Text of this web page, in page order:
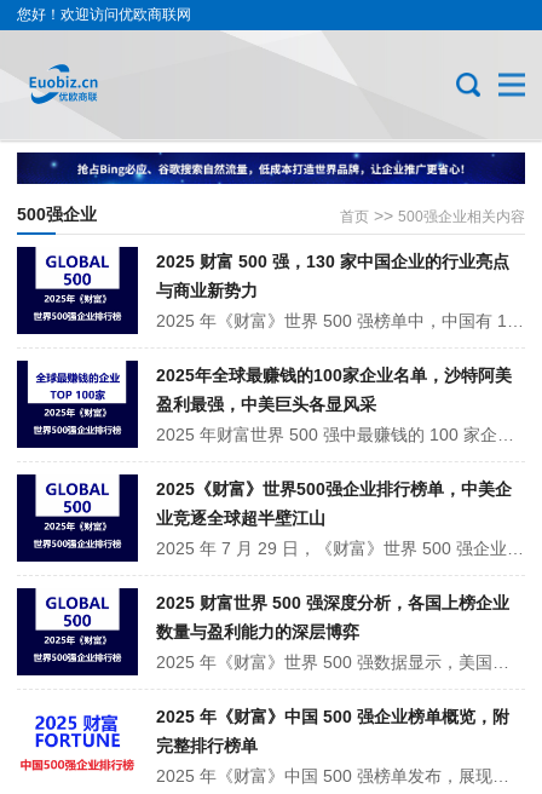
您好！欢迎访问优欧商联网
首页 >> 500强企业相关内容
500强企业
2025 财富 500 强，130 家中国企业的行业亮点
与商业新势力
2025 年《财富》世界 500 强榜单中，中国有 130 家企业上榜。虽数量较去年略减，但质量提升，营收总额约 10.7 万亿美元，平均利润增至 42 亿美元。北京、深圳等为主要聚集地。互联网、汽车等行业表现亮眼，5 家新上榜企业添活力。同时也面临转型、收益率等挑战，未来可期。
2025年全球最赚钱的100家企业名单，沙特阿美
盈利最强，中美巨头各显风采
2025 年财富世界 500 强中最赚钱的 100 家企业榜单揭晓。沙特阿美拔得头筹，凸显资源型企业超强吸金力。美国科技与金融巨头如 Alphabet、苹果等闪耀前列，展现其领域优势。中国企业也有亮点，工商银行等金融及中国石油等能源企业上榜，反映中国经济崛起与企业竞争力提升。此榜单呈现全球企业盈利格局与···
2025《财富》世界500强企业排行榜单，中美企
业竞逐全球超半壁江山
2025 年 7 月 29 日，《财富》世界 500 强企业排行榜重磅发布。上榜企业营收总和超 41.7 万亿美元，占全球 GDP 超三分之一，上榜门槛提至 322 亿美元。沃尔玛连续 12 年登顶，国家电网位列第三。中美日三国企业数量、营收与利润均超总量 60%，中国 130 家企业上榜。汽车、互联网等行业亮点频出，比亚迪···
2025 财富世界 500 强深度分析，各国上榜企业
数量与盈利能力的深层博弈
2025 年《财富》世界 500 强数据显示，美国以 138 家企业、14.6 万亿美元营收居首，平均利润 9691.55 百万美元。中国 130 家企业营收 10.66 万亿美元，平均利润 4332.55 百万美元。沙特阿拉伯单家企业平均利润超 10 万美元，俄罗斯、瑞士等表现亮眼，墨西哥成唯一利润为负国家，全球经济呈现多元竞争格···
2025 年《财富》中国 500 强企业榜单概览，附
完整排行榜单
2025 年《财富》中国 500 强榜单发布，展现企业格局与经济态势。国家电网居首，石油、建筑、金融等领域企业紧随。500 家公司 2024 年营收 14.2 万亿美元，降 2.7%，但净利润 7564 亿美元，增 7%。不同行业亮点纷呈，新能源车企崛起，互联网企业向好，饮料行业盈利强，是中国经济发展的重要风向标。